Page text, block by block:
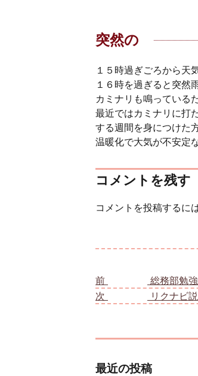
突然の
１５時過ぎごろから天
１６時を過ぎると突然
カミナリも鳴っている
最近ではカミナリに打
する週間を身につけた
温暖化で大気が不安定
コメントを残す
コメントを投稿するに
前
総務部勉
次
リクナビ
最近の投稿